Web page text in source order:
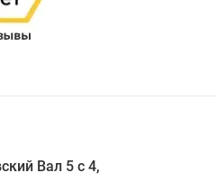
Вал 5 с 4,